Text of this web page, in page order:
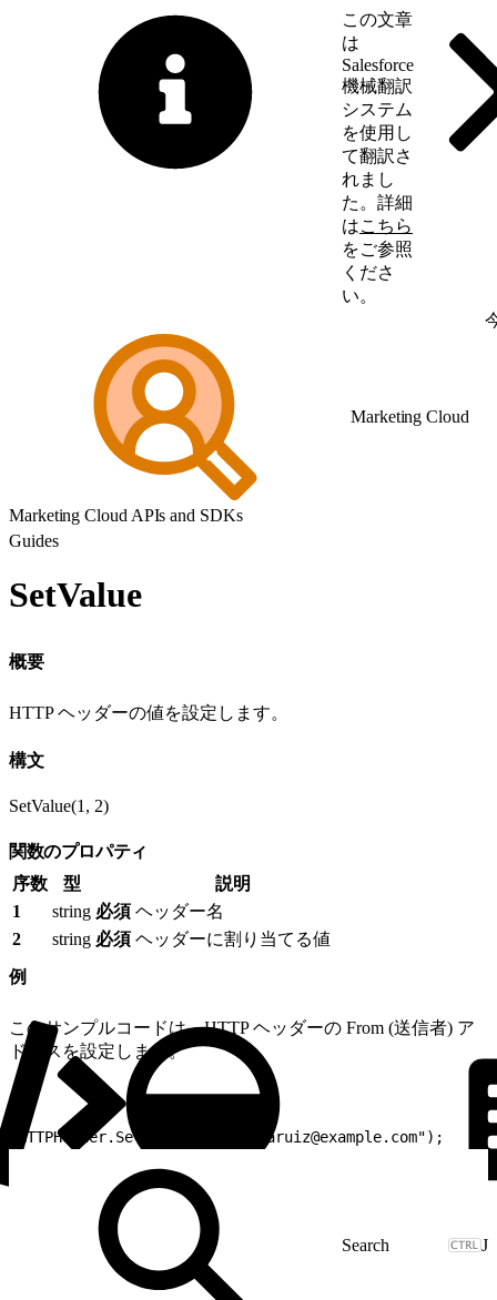
この文章
は
Salesforce
機械翻訳
システム
を使用し
て翻訳さ
れまし
た。詳細
はこちら
をご参照
くださ
い。
Marketing Cloud
Marketing Cloud APIs and SDKs
Guides
SetValue
概要
HTTP ヘッダーの値を設定します。
構文
SetValue(1, 2)
関数のプロパティ
序数
型
説明
1
string 必須 ヘッダー名
2
string 必須 ヘッダーに割り当てる値
例
このサンプルコードは、HTTP ヘッダーの From (送信者) ア
ドレスを設定します。
HTTPHeader.SetValue("From","aruiz@example.com");
J